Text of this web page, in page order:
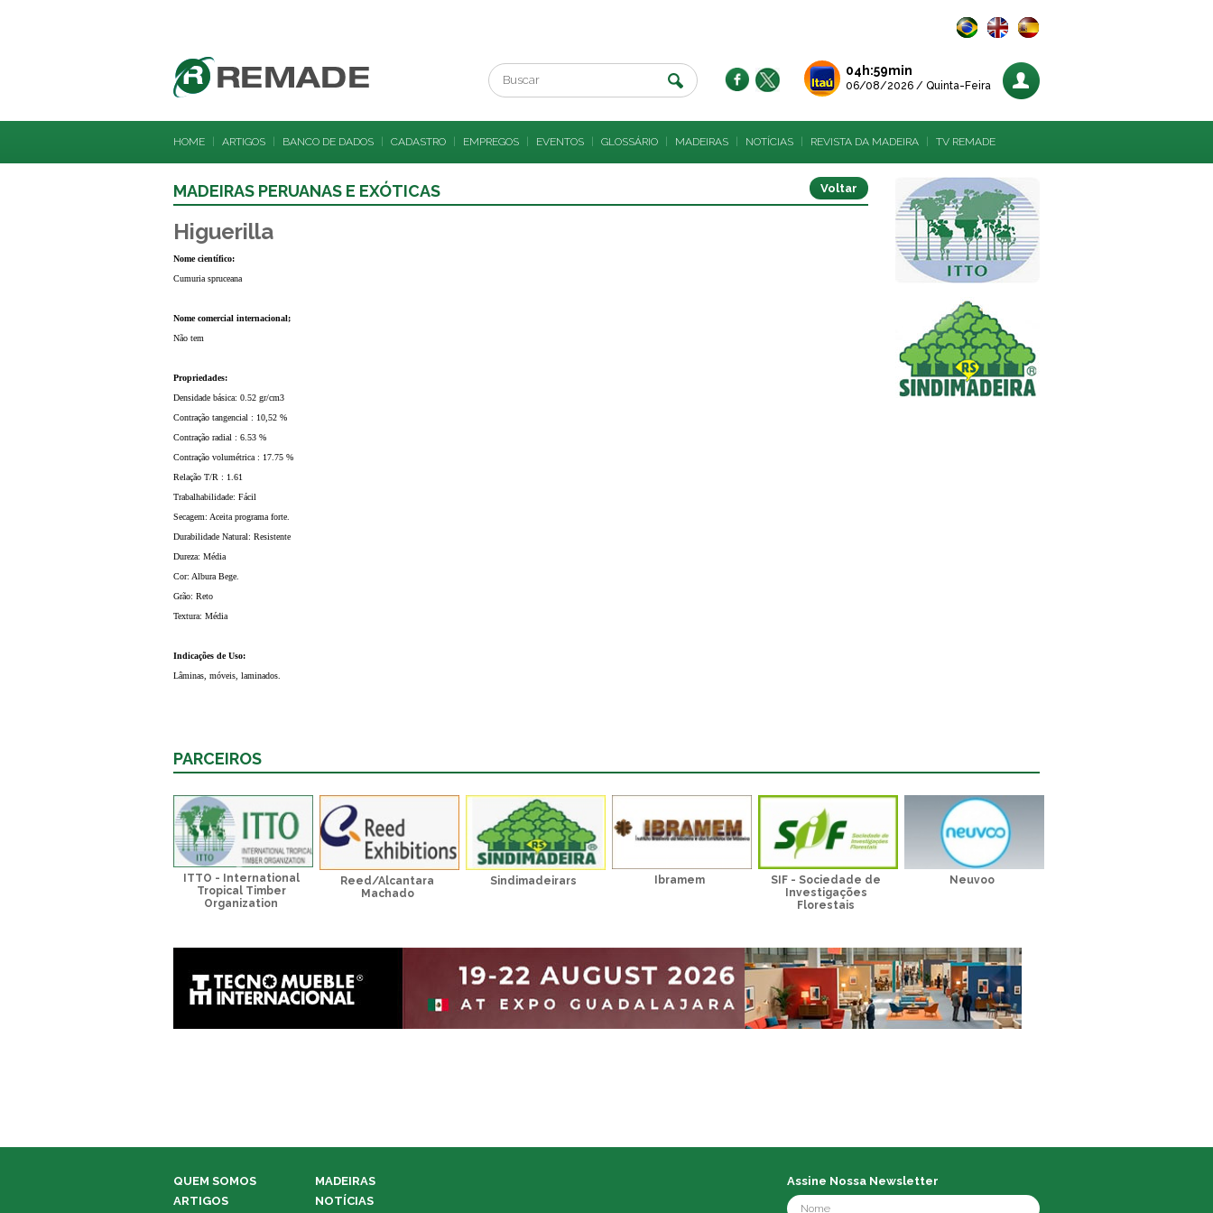
04h:59min
06/08/2026 / Quinta-Feira
HOME ARTIGOS BANCO DE DADOS CADASTRO EMPREGOS EVENTOS GLOSSÁRIO MADEIRAS NOTÍCIAS REVISTA DA MADEIRA TV REMADE
Voltar
MADEIRAS PERUANAS E EXÓTICAS
Higuerilla
Nome científico:
Cumuria spruceana
Nome comercial internacional;
Não tem
Propriedades:
Densidade básica: 0.52 gr/cm3
Contração tangencial : 10,52 %
Contração radial : 6.53 %
Contração volumétrica : 17.75 %
Relação T/R : 1.61
Trabalhabilidade: Fácil
Secagem: Aceita programa forte.
Durabilidade Natural: Resistente
Dureza: Média
Cor: Albura Bege.
Grão: Reto
Textura: Média
Indicações de Uso:
Lâminas, móveis, laminados.
PARCEIROS
ITTO - International
Tropical Timber
Organization
Reed/Alcantara
Machado
Sindimadeirars Ibramem
SIF - Sociedade de
Investigações
Florestais
Neuvoo
QUEM SOMOS
ARTIGOS
MADEIRAS
NOTÍCIAS
Assine Nossa Newsletter